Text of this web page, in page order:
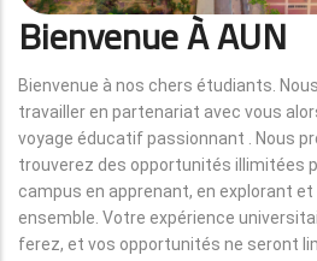
Bienvenue À AUN
Bienvenue à nos chers étudiants.
travailler en partenariat avec vous
voyage éducatif passionnant . Nous
trouverez des opportunités illimitées
campus en apprenant, en explorant
ensemble. Votre expérience
ferez, et vos opportunités ne seront